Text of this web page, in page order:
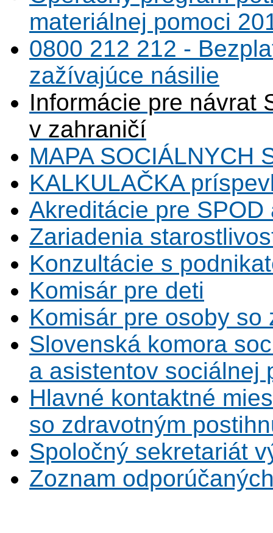
materiálnej pomoci
0800 212 212 -
zažívajúce násilie
Informácie pre návrat
v zahraničí
MAPA SOCIÁLNYCH
KALKULAČKA
Akreditácie pre
Zariadenia
Konzultácie s
Komisár pre deti
Komisár pre osoby
Slovenská komora
a asistentov sociálnej
Hlavné kontaktné
so zdravotným
Spoločný sekretariát
Zoznam